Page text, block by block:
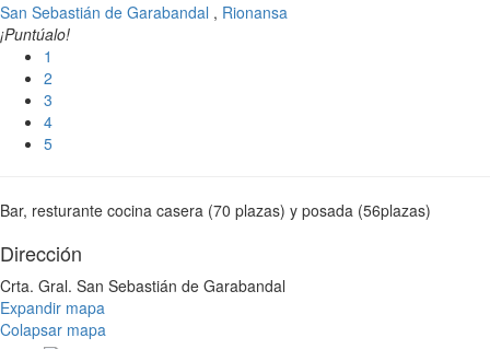
San Sebastián de Garabandal , Rionansa
¡Puntúalo!
1
2
3
4
5
Bar, resturante cocina casera (70 plazas) y posada (56plazas)
Dirección
Crta. Gral. San Sebastián de Garabandal
Expandir mapa
Colapsar mapa